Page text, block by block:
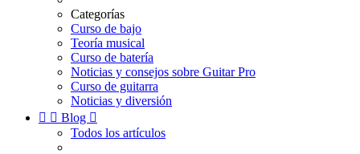
Categorías
Curso de bajo
Teoría musical
Curso de batería
Noticias y consejos sobre Guitar Pro
Curso de guitarra
Noticias y diversión
  Blog 
Todos los artículos